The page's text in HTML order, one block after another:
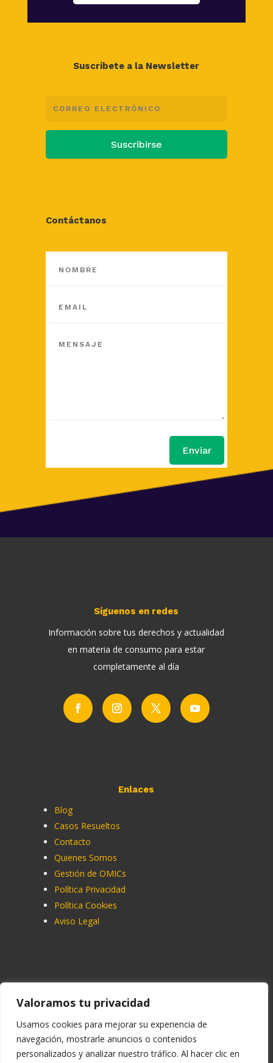
Valoramos tu privacidad
Usamos cookies para mejorar su experiencia de
navegación, mostrarle anuncios o contenidos
personalizados y analizar nuestro tráfico. Al hacer clic en
Suscríbete a la Newsletter
Suscribirse
Contáctanos
Enviar
Síguenos en redes
Información sobre tus derechos y actualidad
en materia de consumo para estar
completamente al día
Enlaces
Blog
Casos Resueltos
Contacto
Quienes Somos
Gestión de OMICs
Política Privacidad
Política Cookies
Aviso Legal
Contacto
91 713 07 70
info@ucemadrid.com